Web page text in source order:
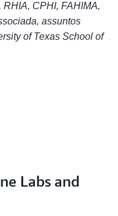
CPHI, FAHIMA,
assuntos
of Texas School of
Labs and